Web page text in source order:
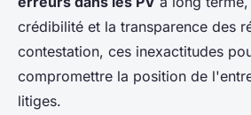
crédibilité et la transparence des
contestation, ces inexactitudes
compromettre la position de
litiges.